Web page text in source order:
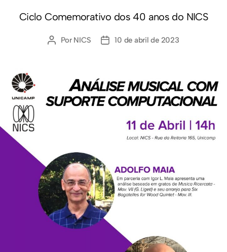
Ciclo Comemorativo dos 40 anos do NICS
Por NICS 10 de abril de 2023